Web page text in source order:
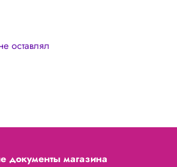
оставлял
документы магазина